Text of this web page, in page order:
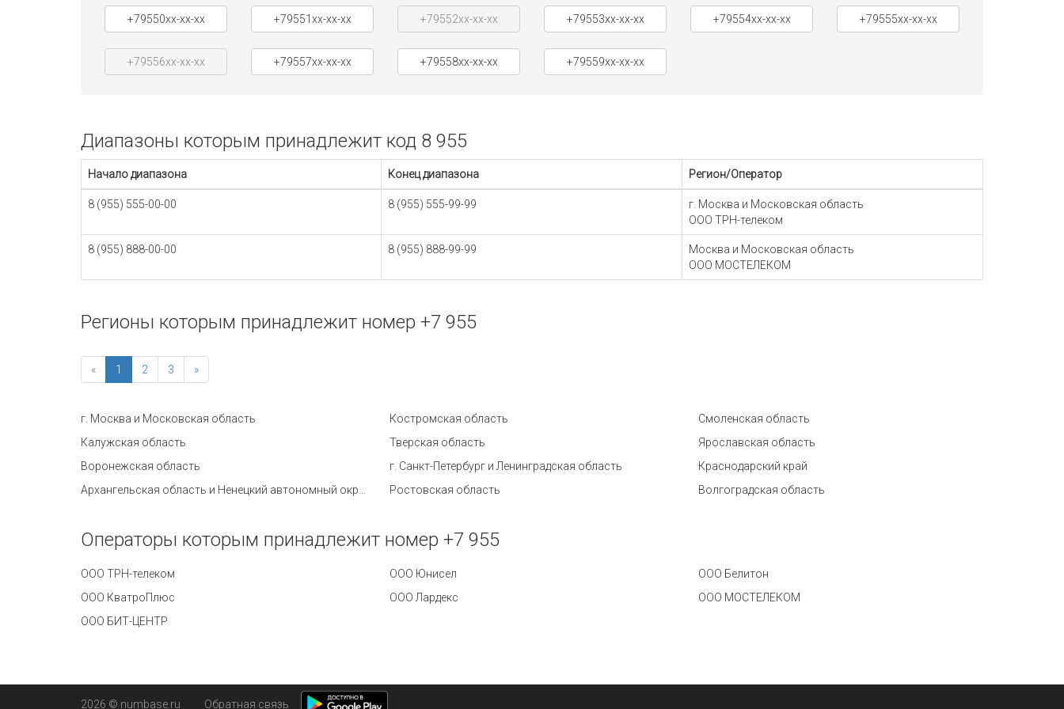
+79550xx-xx-xx +79551xx-xx-xx +79552xx-xx-xx +79553xx-xx-xx +79554xx-xx-xx +79555xx-xx-xx
+79556xx-xx-xx +79557xx-xx-xx +79558xx-xx-xx +79559xx-xx-xx
Диапазоны которым принадлежит код 8 955
Начало диапазона Конец диапазона Регион/Оператор
8 (955) 555-00-00 8 (955) 555-99-99
г. Москва и Московская область
ООО ТРН-телеком
8 (955) 888-00-00 8 (955) 888-99-99
Москва и Московская область
ООО МОСТЕЛЕКОМ
Регионы которым принадлежит номер +7 955
« 1 2 3 »
г. Москва и Московская область Костромская область
Смоленская область
Калужская область
Тверская область
Ярославская область
Воронежская область
г. Санкт-Петербург и Ленинградская область
Краснодарский край
Ростовская область Волгоградская область
Операторы которым принадлежит номер +7 955
ООО ТРН-телеком ООО Юнисел
ООО Белитон
ООО КватроПлюс
ООО Лардекс
ООО МОСТЕЛЕКОМ
ООО БИТ-ЦЕНТР
2026 © numbase.ru Обратная связь